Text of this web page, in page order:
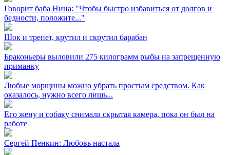
Говорит баба Нина: "Чтобы быстро избавиться от долгов и
бедности, положите..."
Шок и трепет, крутил и скрутил барабан
Браконьеры выловили 275 килограмм рыбы на запрещенную
приманку
Любые морщины можно убрать простым средством. Как
оказалось, нужно всего лишь...
Его жену и собаку снимала скрытая камера, пока он был на
работе
Сергей Пенкин: Любовь настала